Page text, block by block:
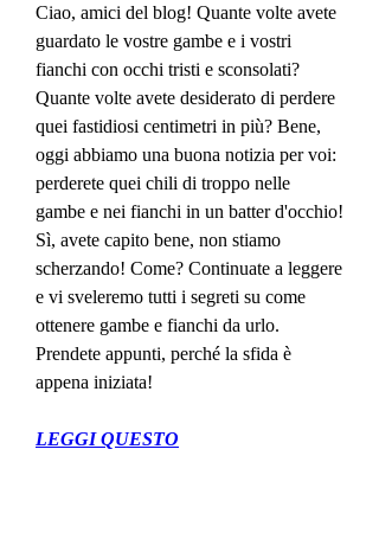
Ciao, amici del blog! Quante volte avete
guardato le vostre gambe e i vostri
fianchi con occhi tristi e sconsolati?
Quante volte avete desiderato di perdere
quei fastidiosi centimetri in più? Bene,
oggi abbiamo una buona notizia per voi:
perderete quei chili di troppo nelle
gambe e nei fianchi in un batter d'occhio!
Sì, avete capito bene, non stiamo
scherzando! Come? Continuate a leggere
e vi sveleremo tutti i segreti su come
ottenere gambe e fianchi da urlo.
Prendete appunti, perché la sfida è
appena iniziata!
LEGGI QUESTO